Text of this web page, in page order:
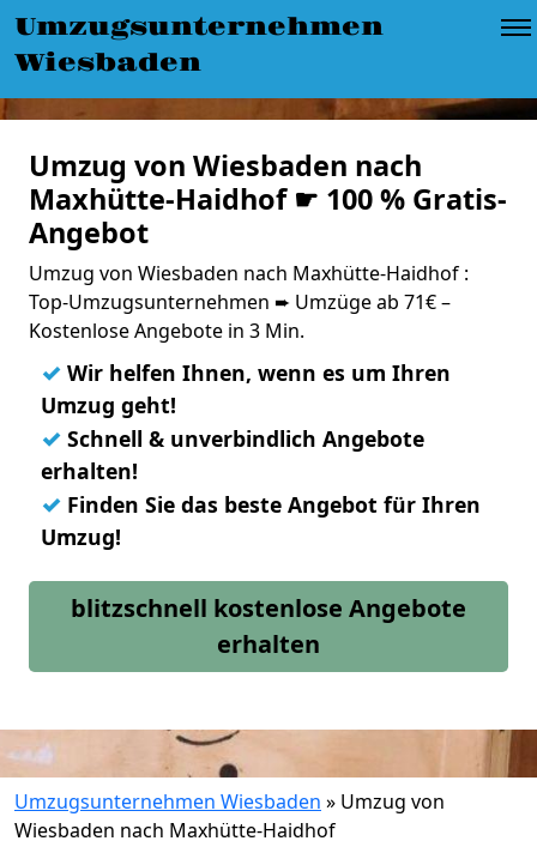
Umzugsunternehmen
Wiesbaden
Umzug von Wiesbaden nach
Maxhütte-Haidhof ☛ 100 % Gratis-
Angebot
Umzug von Wiesbaden nach Maxhütte-Haidhof :
Top-Umzugsunternehmen ➨ Umzüge ab 71€ –
Kostenlose Angebote in 3 Min.
✓ Wir helfen Ihnen, wenn es um Ihren
Umzug geht!
✓ Schnell & unverbindlich Angebote
erhalten!
✓ Finden Sie das beste Angebot für Ihren
Umzug!
blitzschnell kostenlose Angebote
erhalten
Umzugsunternehmen Wiesbaden » Umzug von
Wiesbaden nach Maxhütte-Haidhof